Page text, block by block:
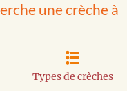
une crèche à
Types de crèches